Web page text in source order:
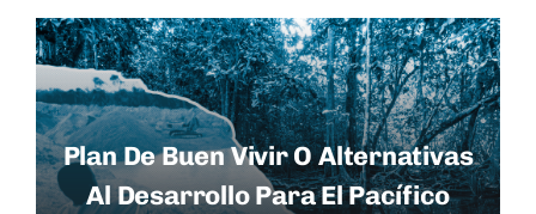
Plan De Buen Vivir O Alternativas
Al Desarrollo Para El Pacífico